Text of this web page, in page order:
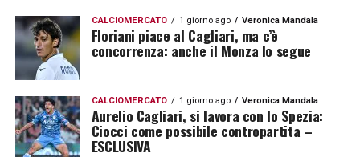
CALCIOMERCATO 1 giorno ago Veronica Mandala
Floriani piace al Cagliari, ma c’è
concorrenza: anche il Monza lo segue
CALCIOMERCATO 1 giorno ago Veronica Mandala
Aurelio Cagliari, si lavora con lo Spezia:
Ciocci come possibile contropartita –
ESCLUSIVA